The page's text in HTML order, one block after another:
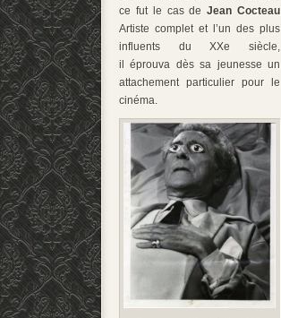
ce fut le cas deJean Cocteau
Artiste complet et l’un des plus
influents du XXe siècle,
il éprouva dès sa jeunesse un
attachement particulier pour le
cinéma.